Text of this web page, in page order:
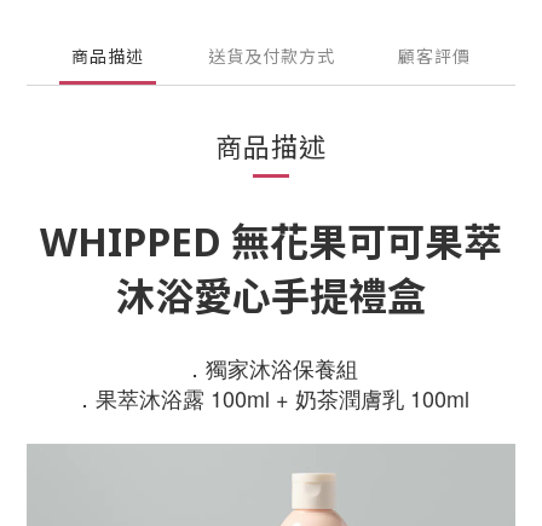
商品描述 送貨及付款方式 顧客評價
商品描述
WHIPPED 無花果可可果萃
沐浴愛心手提禮盒
．獨家沐浴保養組
．果萃沐浴露 100ml + 奶茶潤膚乳 100ml